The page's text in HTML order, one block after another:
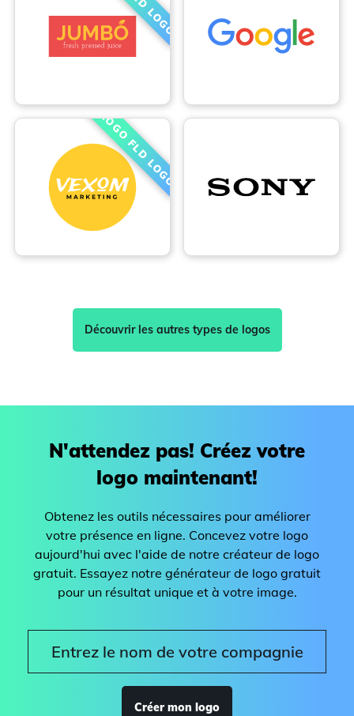
Découvrir les autres types de logos
N'attendez pas! Créez votre
logo maintenant!
Obtenez les outils nécessaires pour améliorer
votre présence en ligne. Concevez votre logo
aujourd'hui avec l'aide de notre créateur de logo
gratuit. Essayez notre générateur de logo gratuit
pour un résultat unique et à votre image.
Créer mon logo